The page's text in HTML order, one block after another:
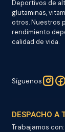
Deportivos de
glutaminas,
otros. Nuestros
rendimiento
calidad de vida.
Síguenos
DESPACHO A
Trabajamos